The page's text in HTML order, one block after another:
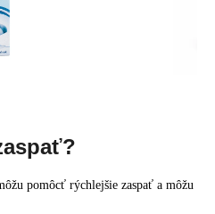
pomôcť rýchlejšie zaspať a môžu